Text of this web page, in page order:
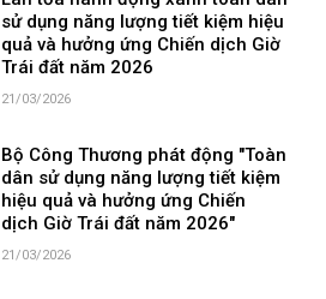
sử dụng năng lượng tiết kiệm hiệu
quả và hưởng ứng Chiến dịch Giờ
Trái đất năm 2026
21/03/2026
Bộ Công Thương phát động "Toàn
dân sử dụng năng lượng tiết kiệm
hiệu quả và hưởng ứng Chiến
dịch Giờ Trái đất năm 2026"
21/03/2026